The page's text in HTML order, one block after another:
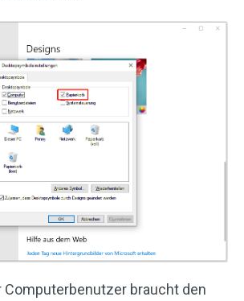
Computerbenutzer braucht den